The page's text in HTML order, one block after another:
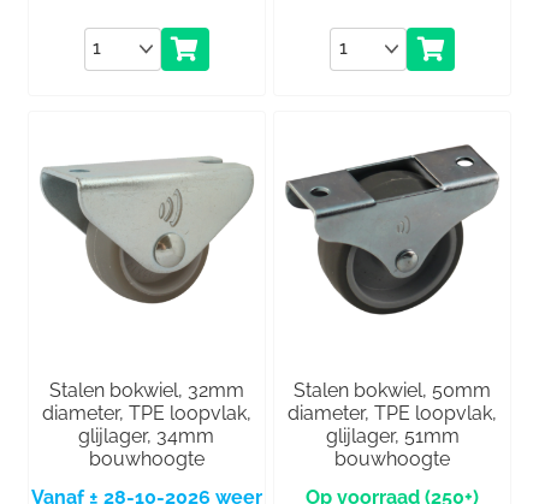
Aantal Aantal
Stalen bokwiel, 32mm
diameter, TPE loopvlak,
glijlager, 34mm
bouwhoogte
Vanaf ± 28-10-2026 weer
Stalen bokwiel, 50mm
diameter, TPE loopvlak,
glijlager, 51mm
bouwhoogte
(250+)